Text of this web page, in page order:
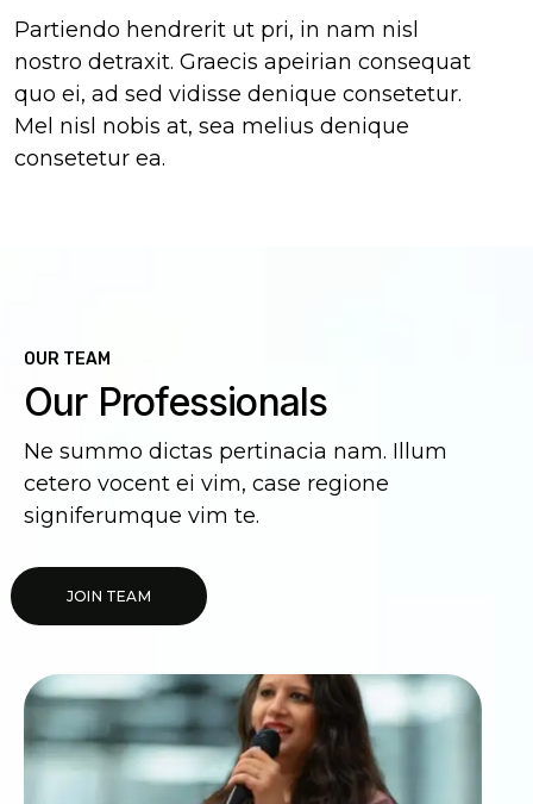
Partiendo hendrerit ut pri, in nam nisl
nostro detraxit. Graecis apeirian consequat
quo ei, ad sed vidisse denique consetetur.
Mel nisl nobis at, sea melius denique
consetetur ea.
OUR TEAM
Our Professionals
Ne summo dictas pertinacia nam. Illum
cetero vocent ei vim, case regione
signiferumque vim te.
JOIN TEAM